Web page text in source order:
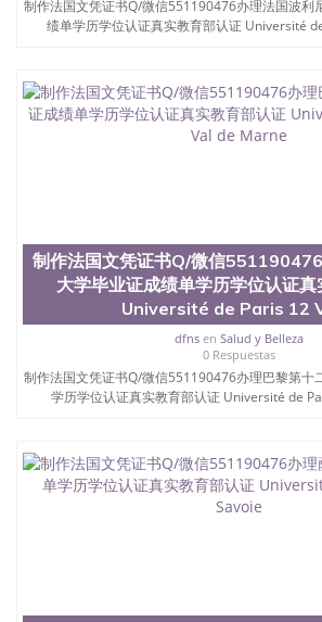
University）圣何塞州立大学（San
University）圣何塞州立大学结业证（
University）圣何塞州立大学结业证（
University）圣何塞州立大学结业证（
University）圣何塞州立大学学位证（
（San Jose State University）澳洲读
文凭学位qq微信551190476澳洲读
学学历 绩单购买学位证书/澳洲读本
买澳洲大学毕业证成绩单假文凭学历
offieUniversityofSouthernQueensland
业找人做文凭学位qq微信551190476澳
昆士兰大学学历成绩单购买学位证书/
士做文凭/购买澳洲大学毕业证成绩单
de Saint-Etienne Jean Monnet
制作法国文凭证书Q/微信551190476办理法国波利
绩单学历学位认证真实教育部认证 Université
制作法国文凭证书Q/微信
大学毕业证成绩单学历学位认证
Université de Paris 12
dfnsen Salud y Belleza
0 Respuestas
制作法国文凭证书Q/微信551190476办理巴黎第十
学历学位认证真实教育部认证 Université de